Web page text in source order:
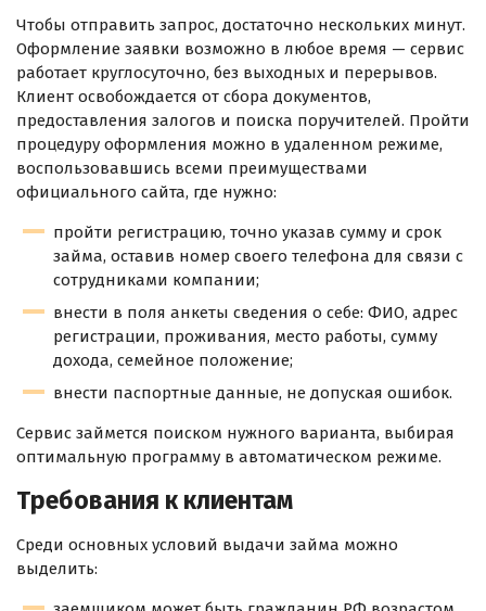
Чтобы отправить запрос, достаточно нескольких минут.
Оформление заявки возможно в любое время — сервис
работает круглосуточно, без выходных и перерывов.
Клиент освобождается от сбора документов,
предоставления залогов и поиска поручителей. Пройти
процедуру оформления можно в удаленном режиме,
воспользовавшись всеми преимуществами
официального сайта, где нужно:
пройти регистрацию, точно указав сумму и срок
займа, оставив номер своего телефона для связи с
сотрудниками компании;
внести в поля анкеты сведения о себе: ФИО, адрес
регистрации, проживания, место работы, сумму
дохода, семейное положение;
внести паспортные данные, не допуская ошибок.
Сервис займется поиском нужного варианта, выбирая
оптимальную программу в автоматическом режиме.
Требования к клиентам
Среди основных условий выдачи займа можно
выделить: